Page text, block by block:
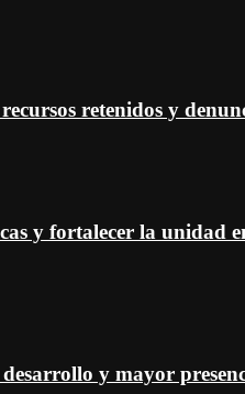
retenidos y
y fortalecer la unidad
y mayor